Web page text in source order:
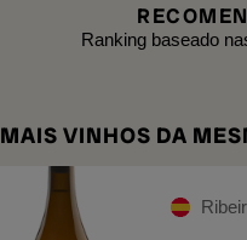
Ranking baseado
MAIS VINHOS DA